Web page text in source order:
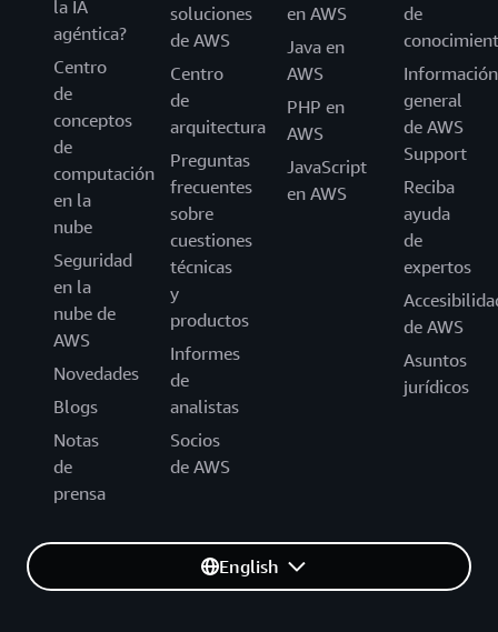
la IA
agéntica?
Centro
de
conceptos
de
computación
en la
nube
Seguridad
en la
nube de
AWS
Novedades
Blogs
Notas
de
prensa
soluciones
de AWS
Centro
de
arquitectura
Preguntas
frecuentes
sobre
cuestiones
técnicas
y
productos
Informes
de
analistas
Socios
de AWS
en AWS
Java en
AWS
PHP en
AWS
JavaScript
en AWS
de
Información
general
de AWS
Support
Reciba
ayuda
de
expertos
de AWS
Asuntos
jurídicos
English